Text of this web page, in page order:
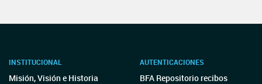
INSTITUCIONAL
Misión, Visión e Historia
AUTENTICACIONES
BFA Repositorio recibos